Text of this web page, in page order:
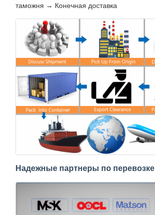
таможня → Конечная доставка
Надежные партнеры по перевозке